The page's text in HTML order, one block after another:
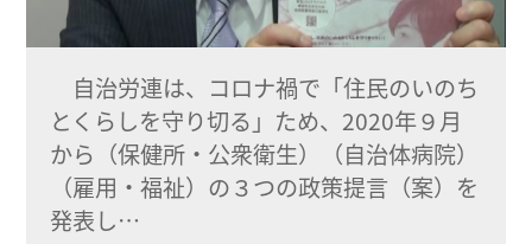
自治労連は、コロナ禍で「住民のいのち
とくらしを守り切る」ため、2020年９月
から（保健所・公衆衛生）（自治体病院）
（雇用・福祉）の３つの政策提言（案）を
発表し…